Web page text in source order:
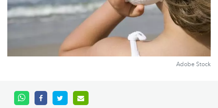
Adobe Stock